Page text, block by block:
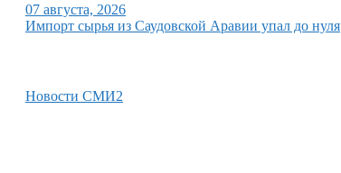
07 августа, 2026
Импорт сырья из Саудовской Аравии упал до нуля
Новости СМИ2